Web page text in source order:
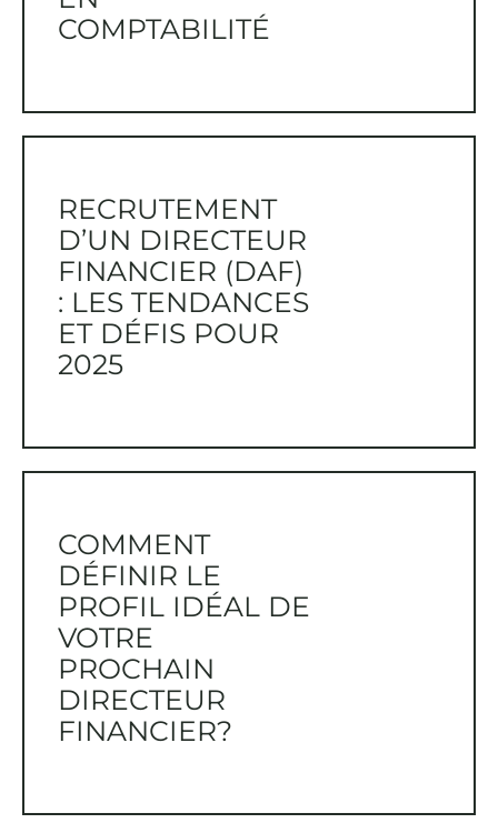
COMPTABILITÉ
RECRUTEMENT
D’UN DIRECTEUR
FINANCIER (DAF)
: LES TENDANCES
ET DÉFIS POUR
2025
COMMENT
DÉFINIR LE
PROFIL IDÉAL DE
VOTRE
PROCHAIN
DIRECTEUR
FINANCIER?